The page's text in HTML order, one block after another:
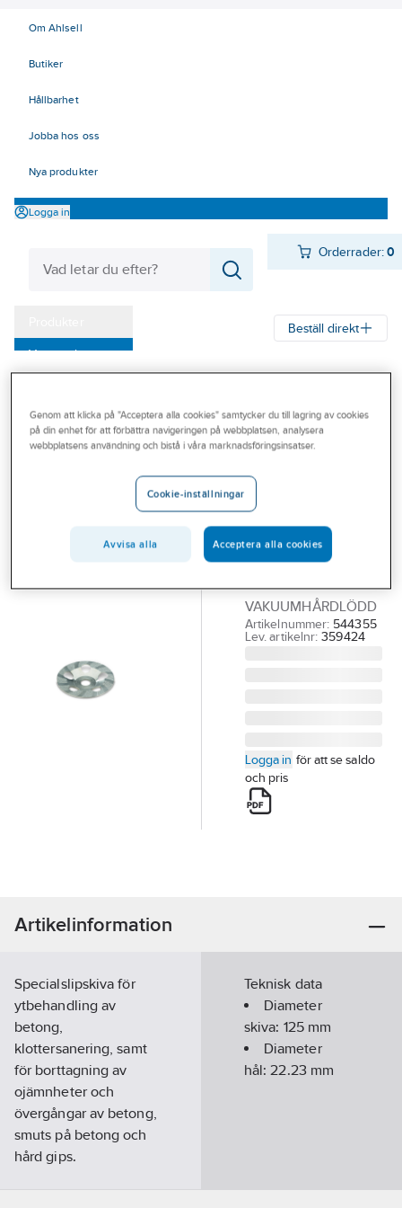
Om Ahlsell
Butiker
Hållbarhet
Jobba hos oss
Nya produkter
Logga in
Orderrader:0
Varumärken
Outlet
Branscher
Beställ direkt
FLEX
Jet
DIAMANTSLIPSKÅL
FLEX 125MM
SURFACE-JET
VAKUUMHÅRDLÖDD
Artikelnummer: 544355
Lev. artikelnr: 359424
Logga in för att se saldo
och pris
Artikelinformation
Specialslipskiva för
ytbehandling av
betong,
klottersanering, samt
för borttagning av
ojämnheter och
övergångar av betong,
smuts på betong och
hård gips.
Teknisk data
Diameter
skiva: 125mm
Diameter
hål:22.23mm
Genom att klicka på "Acceptera alla cookies" samtycker du till lagring av cookies
på din enhet för att förbättra navigeringen på webbplatsen, analysera
webbplatsens användning och bistå i våra marknadsföringsinsatser.
Cookie-inställningar
Avvisa alla Acceptera alla cookies